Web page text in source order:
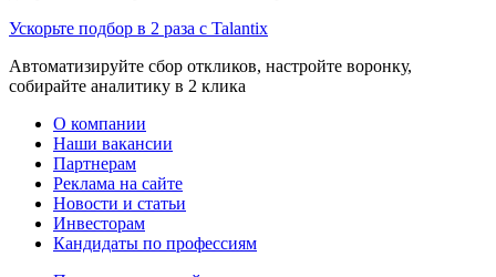
Ускорьте подбор в 2 раза с Talantix
Автоматизируйте сбор откликов, настройте воронку,
собирайте аналитику в 2 клика
О компании
Наши вакансии
Партнерам
Реклама на сайте
Новости и статьи
Инвесторам
Кандидаты по профессиям